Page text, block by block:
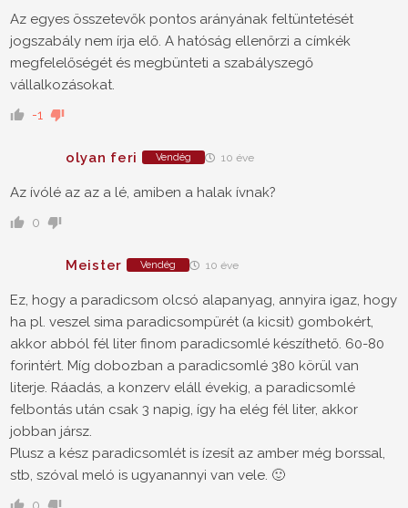
Az egyes összetevők pontos arányának feltüntetését
jogszabály nem írja elő. A hatóság ellenőrzi a címkék
megfelelőségét és megbünteti a szabályszegő
vállalkozásokat.
-1
olyan feri Vendég 10 éve
Az ívólé az az a lé, amiben a halak ívnak?
0
Meister Vendég 10 éve
Ez, hogy a paradicsom olcsó alapanyag, annyira igaz, hogy
ha pl. veszel sima paradicsompürét (a kicsit) gombokért,
akkor abból fél liter finom paradicsomlé készíthető. 60-80
forintért. Míg dobozban a paradicsomlé 380 körül van
literje. Ráadás, a konzerv eláll évekig, a paradicsomlé
felbontás után csak 3 napig, így ha elég fél liter, akkor
jobban jársz.
Plusz a kész paradicsomlét is ízesít az amber még borssal,
stb, szóval meló is ugyanannyi van vele. 🙂